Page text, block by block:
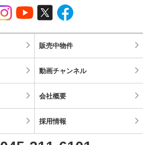
販売中物件
動画チャンネル
会社概要
採用情報